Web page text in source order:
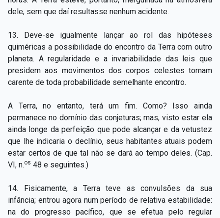
dele, sem que daí resultasse nenhum acidente.
13. Deve-­se igualmente lançar ao rol das hipóteses
quiméricas a possibilidade do encontro da Terra com outro
planeta. A regularidade e a invariabilidade das leis que
presidem aos movimentos dos corpos celestes tornam
carente de toda probabilidade semelhante encontro.
A Terra, no entanto, terá um fim. Como? Isso ainda
permanece no domínio das conjeturas; mas, visto estar ela
ainda longe da perfeição que pode alcançar e da vetustez
que lhe indicaria o declínio, seus habitantes atuais podem
estar certos de que tal não se dará ao tempo deles. (Cap.
VI, n.os 48 e seguintes.)
14. Fisicamente, a Terra teve as convulsões da sua
infância; entrou agora num período de relativa estabilidade:
na do progresso pacífico, que se efetua pelo regular